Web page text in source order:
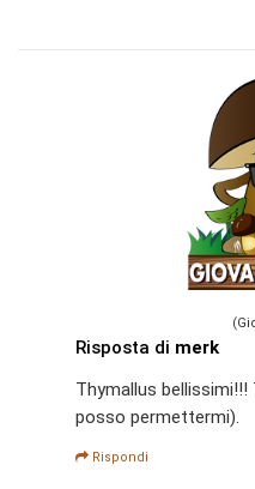
Risposta di merk
Thymallus
posso permettermi).
Rispondi